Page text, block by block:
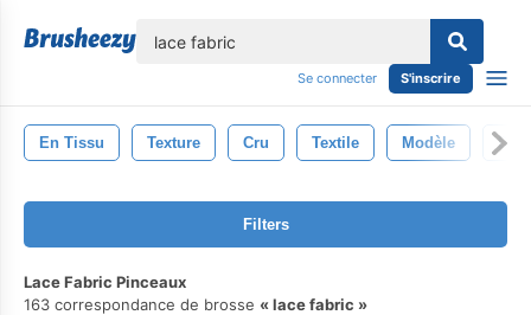
Se connecter S'inscrire
En Tissu Texture Cru Textile Modèle
Filters
Lace Fabric Pinceaux
163 correspondance de brosse
lace fabric